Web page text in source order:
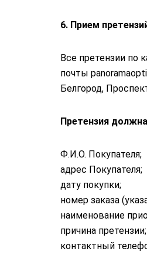
6. Прием
Все претензии по
почты
Белгород,
Претензия
Ф.И.О. Покупателя;
адрес Покупателя;
дату покупки;
номер заказа
наименование
причина претензии;
контактный